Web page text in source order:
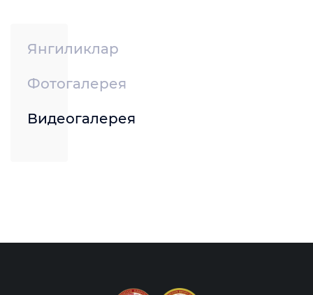
Янгиликлар
Фотогалерея
Видеогалерея